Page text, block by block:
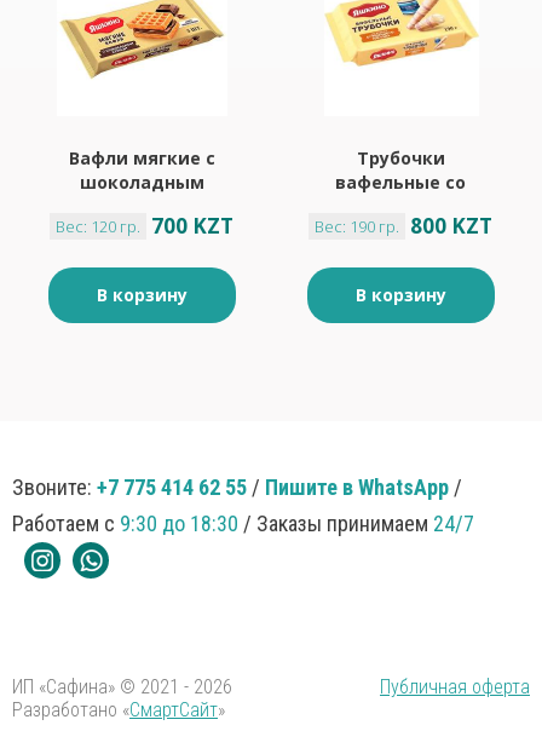
Вафли мягкие с
шоколадным
120гр
Вес: 120 гр. 700 KZT
В корзину
Трубочки
вафельные со
молока "Яшкино"
Вес: 190 гр. 800 KZT
В корзину
Звоните: +7 775 414 62 55 / Пишите в WhatsApp /
Работаем с 9:30 до 18:30 / Заказы принимаем 24/7
ИП «Сафина» © 2021 - 2026
Публичная оферта
Разработано «СмартСайт»